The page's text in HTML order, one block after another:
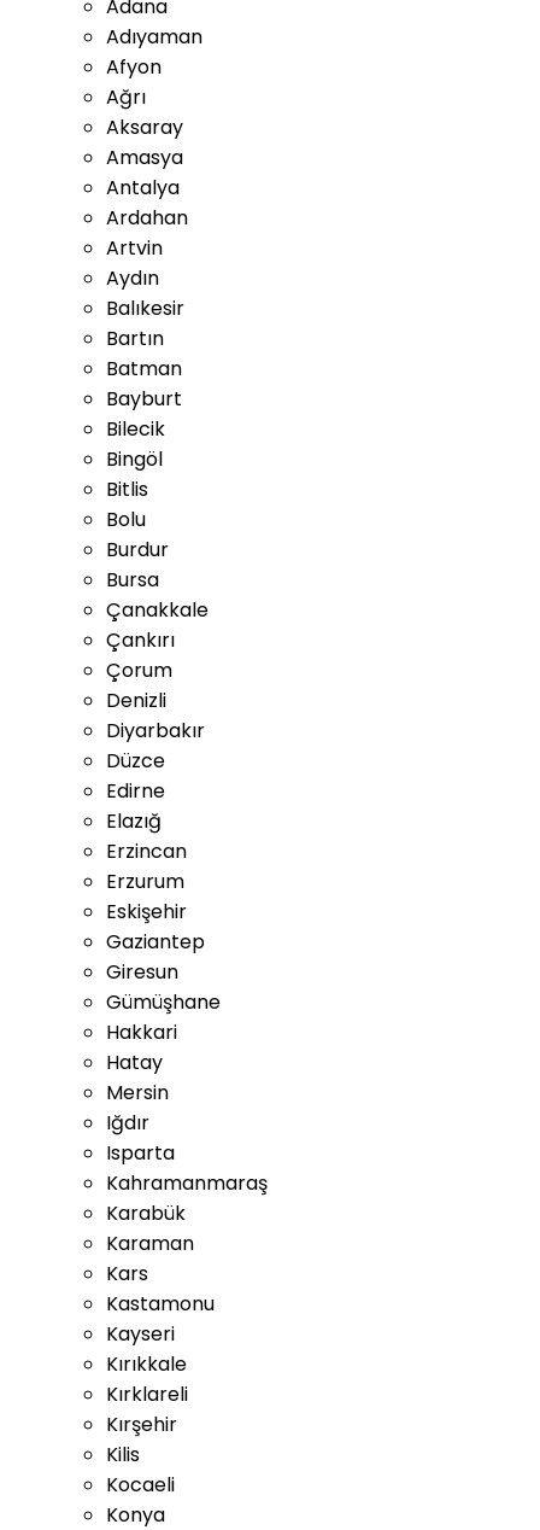
Adana
Adıyaman
Afyon
Ağrı
Aksaray
Amasya
Antalya
Ardahan
Artvin
Aydın
Balıkesir
Bartın
Batman
Bayburt
Bilecik
Bingöl
Bitlis
Bolu
Burdur
Bursa
Çanakkale
Çankırı
Çorum
Denizli
Diyarbakır
Düzce
Edirne
Elazığ
Erzincan
Erzurum
Eskişehir
Gaziantep
Giresun
Gümüşhane
Hakkari
Hatay
Mersin
Iğdır
Isparta
Kahramanmaraş
Karabük
Karaman
Kars
Kastamonu
Kayseri
Kırıkkale
Kırklareli
Kırşehir
Kilis
Kocaeli
Konya